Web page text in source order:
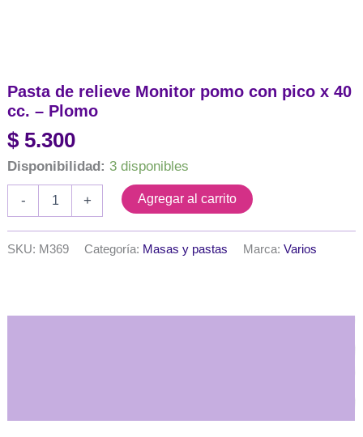
Pasta de relieve Monitor pomo con pico x 40
cc. – Plomo
$ 5.300
Disponibilidad: 3 disponibles
-
pomo
+ Agregar al carrito
SKU: M369 Categoría: Masas y pastas Marca:Varios